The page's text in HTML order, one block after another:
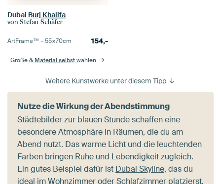
Dubai Burj Khalifa
von Stefan Schäfer
ArtFrame™ –55×70cm 154,-
Größe & Material selbst wählen
Weitere Kunstwerke unter diesem Tipp
Nutze die Wirkung der Abendstimmung
Städtebilder zur blauen Stunde schaffen eine
besondere Atmosphäre in Räumen, die du am
Abend nutzt. Das warme Licht und die leuchtenden
Farben bringen Ruhe und Lebendigkeit zugleich.
Ein gutes Beispiel dafür ist Dubai Skyline, das du
ideal im Wohnzimmer oder Schlafzimmer platzierst.